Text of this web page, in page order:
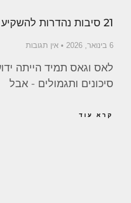
21 סיבות נהדרות להשקיע בלאס וגאס בשנת 2026
6 בינואר, 2026 אין תגובות
לאס וגאס תמיד הייתה
סיכונים ותגמולים - אבל
קרא עוד